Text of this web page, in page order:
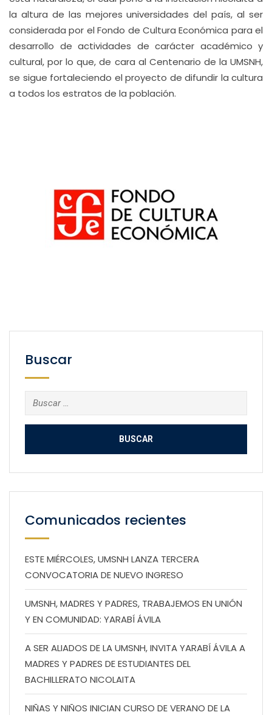
la altura de las mejores universidades del país, al ser
considerada por el Fondo de Cultura Económica para el
desarrollo de actividades de carácter académico y
cultural, por lo que, de cara al Centenario de la UMSNH,
se sigue fortaleciendo el proyecto de difundir la cultura
a todos los estratos de la población.
Buscar
Buscar:
Comunicados recientes
ESTE MIÉRCOLES, UMSNH LANZA TERCERA
CONVOCATORIA DE NUEVO INGRESO
UMSNH, MADRES Y PADRES, TRABAJEMOS EN UNIÓN
Y EN COMUNIDAD: YARABÍ ÁVILA
A SER ALIADOS DE LA UMSNH, INVITA YARABÍ ÁVILA A
MADRES Y PADRES DE ESTUDIANTES DEL
BACHILLERATO NICOLAITA
NIÑAS Y NIÑOS INICIAN CURSO DE VERANO DE LA